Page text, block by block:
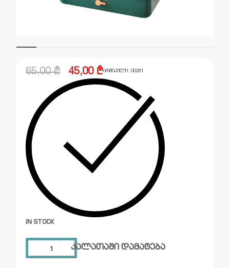
65,00₾ 45,00 ₾არტიკული: 00261
IN STOCK
კალათაში დამატება